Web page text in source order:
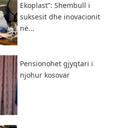
Ekoplast”: Shembull i
suksesit dhe inovacionit
në...
Pensionohet gjyqtari i
njohur kosovar